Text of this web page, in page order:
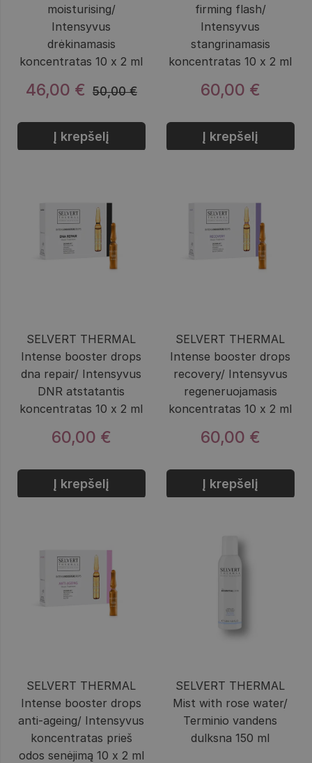
moisturising/
Intensyvus
drėkinamasis
koncentratas 10 x 2 ml
46,00 € 50,00 €
Į krepšelį
firming flash/
Intensyvus
stangrinamasis
koncentratas 10 x 2 ml
60,00 €
Į krepšelį
SELVERT THERMAL
Intense booster drops
dna repair/ Intensyvus
DNR atstatantis
koncentratas 10 x 2 ml
60,00 €
Į krepšelį
SELVERT THERMAL
Intense booster drops
recovery/ Intensyvus
regeneruojamasis
koncentratas 10 x 2 ml
60,00 €
Į krepšelį
SELVERT THERMAL
Intense booster drops
anti-ageing/ Intensyvus
koncentratas prieš
odos senėjimą 10 x 2 ml
SELVERT THERMAL
Mist with rose water/
Terminio vandens
dulksna 150 ml